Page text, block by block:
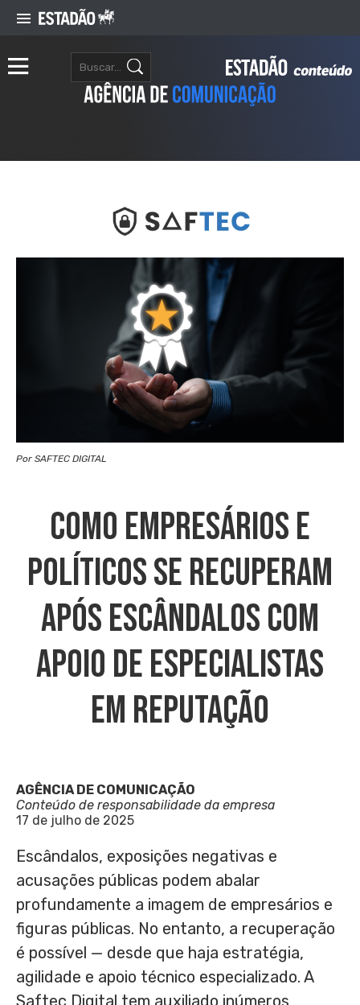
Por SAFTEC DIGITAL
Como Empresários E
Políticos Se Recuperam
Após Escândalos Com
Apoio De Especialistas
Em Reputação
AGÊNCIA DE COMUNICAÇÃO
Conteúdo de responsabilidade da empresa
17 de julho de 2025
Escândalos, exposições negativas e
acusações públicas podem abalar
profundamente a imagem de empresários e
figuras públicas. No entanto, a recuperação
é possível — desde que haja estratégia,
agilidade e apoio técnico especializado. A
Saftec Digital tem auxiliado inúmeros